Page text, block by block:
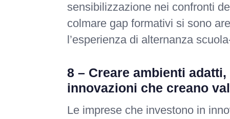
sensibilizzazione nei confronti
colmare gap formativi si sono
l’esperienza di alternanza
8 – Creare ambienti
innovazioni che creano
Le imprese che investono in